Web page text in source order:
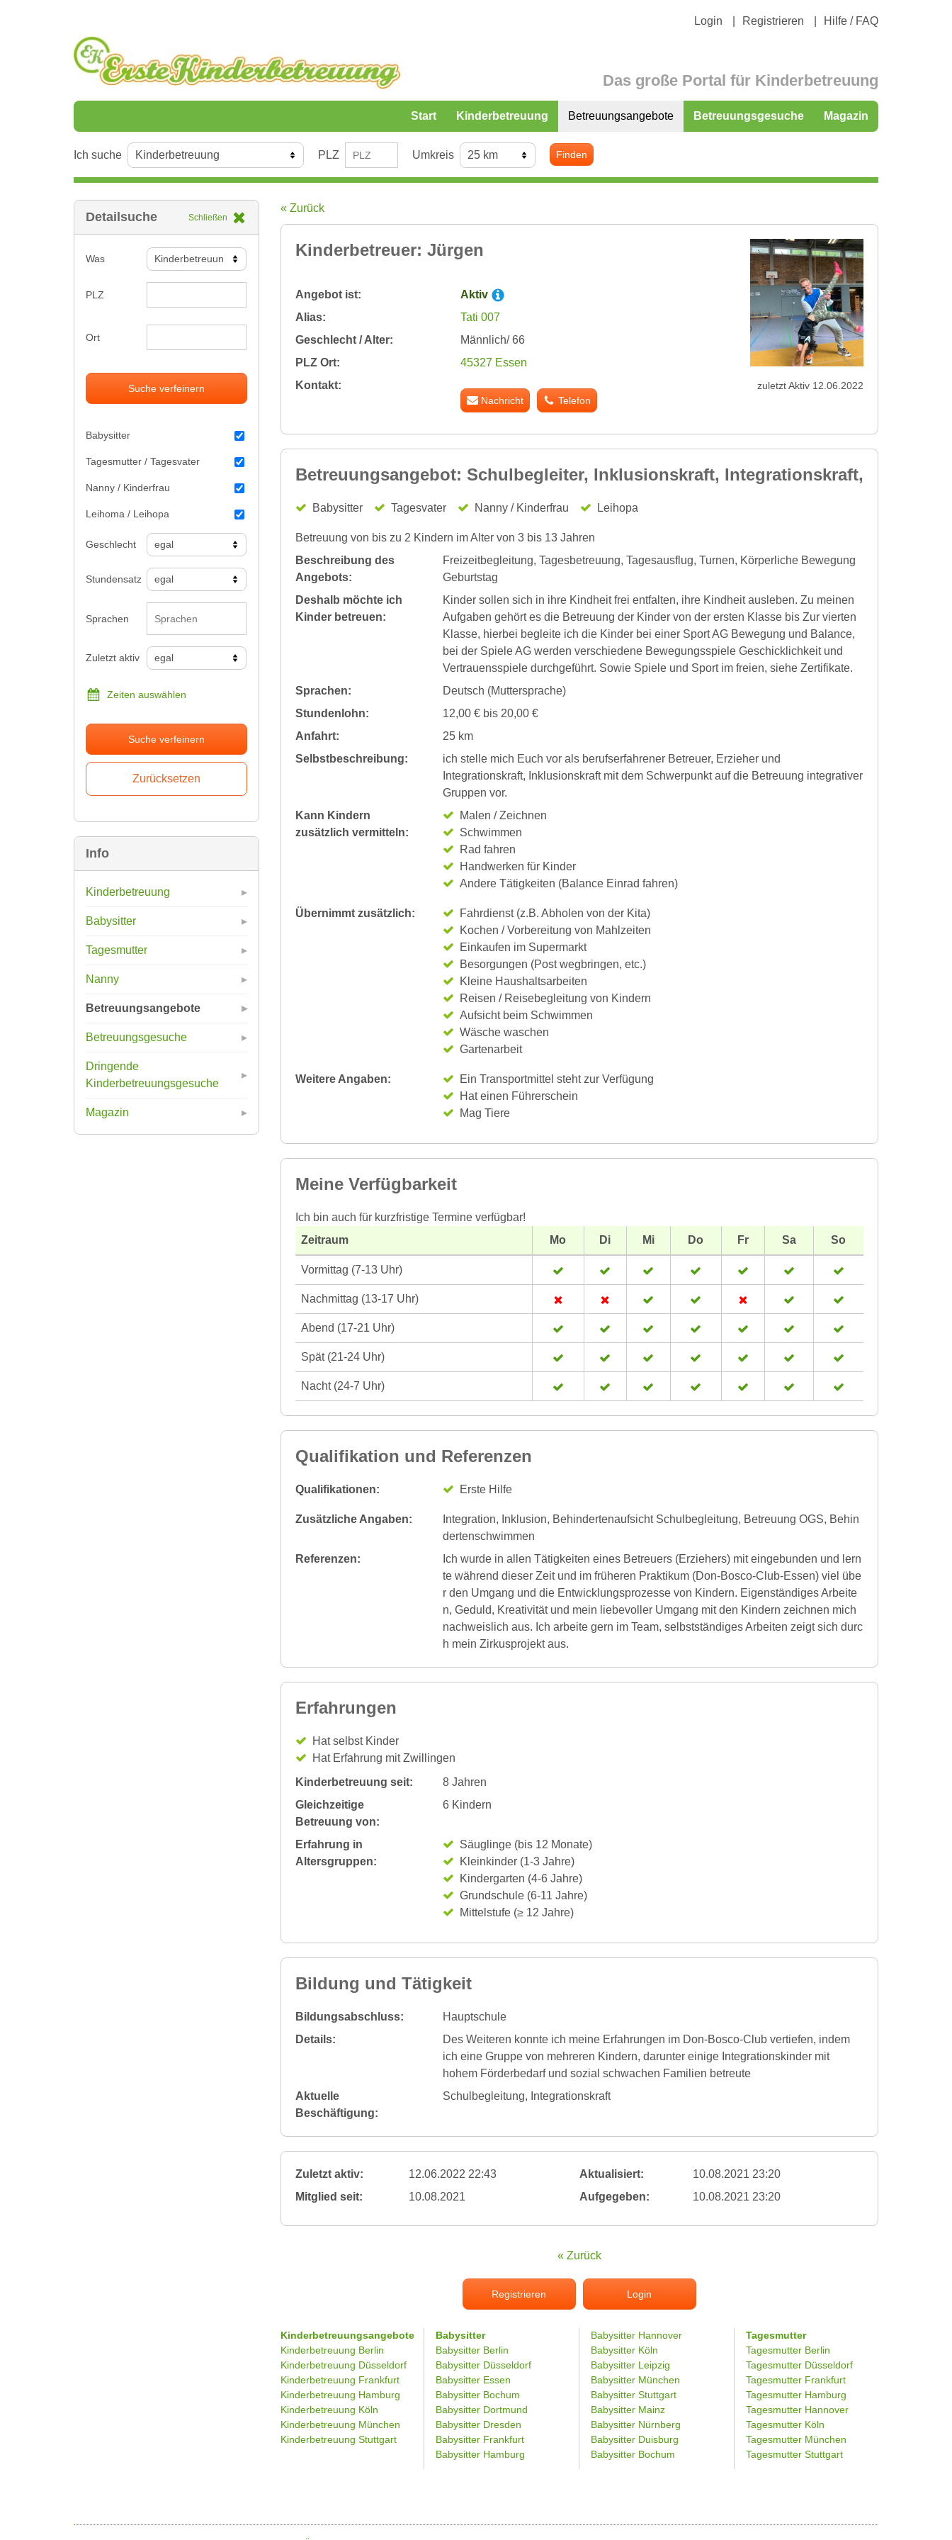
Login Registrieren Hilfe / FAQ
Das große Portal für Kinderbetreuung
Start Kinderbetreuung Betreuungsangebote Betreuungsgesuche Magazin
Ich suche PLZ Umkreis Finden
Detailsuche Schließen
Was
PLZ
Ort
Suche verfeinern
Babysitter
Tagesmutter / Tagesvater
Nanny / Kinderfrau
Leihoma / Leihopa
Geschlecht
Stundensatz
Sprachen
Zuletzt aktiv
Zeiten auswählen
Suche verfeinern
Info
Kinderbetreuung
Babysitter
Tagesmutter
Nanny
Betreuungsangebote
Betreuungsgesuche
Dringende
Kinderbetreuungsgesuche
Magazin
« Zurück
Kinderbetreuer: Jürgen
Angebot ist:
Aktiv
Alias:
Tati 007
Geschlecht / Alter:
Männlich/ 66
PLZ Ort:
45327 Essen
Kontakt:
Nachricht Telefon
zuletzt Aktiv 12.06.2022
Betreuungsangebot: Schulbegleiter, Inklusionskraft, Integrationskraft,
Babysitter Tagesvater Nanny / Kinderfrau Leihopa
Betreuung von bis zu 2 Kindern im Alter von 3 bis 13 Jahren
Beschreibung des
Angebots:
Freizeitbegleitung, Tagesbetreuung, Tagesausflug, Turnen, Körperliche Bewegung
Geburtstag
Deshalb möchte ich
Kinder betreuen:
Kinder sollen sich in ihre Kindheit frei entfalten, ihre Kindheit ausleben. Zu meinen
Aufgaben gehört es die Betreuung der Kinder von der ersten Klasse bis Zur vierten
Klasse, hierbei begleite ich die Kinder bei einer Sport AG Bewegung und Balance,
bei der Spiele AG werden verschiedene Bewegungsspiele Geschicklichkeit und
Vertrauensspiele durchgeführt. Sowie Spiele und Sport im freien, siehe Zertifikate.
Sprachen:
Deutsch (Muttersprache)
Stundenlohn:
12,00 € bis 20,00 €
Anfahrt:
25 km
Selbstbeschreibung:
ich stelle mich Euch vor als berufserfahrener Betreuer, Erzieher und
Integrationskraft, Inklusionskraft mit dem Schwerpunkt auf die Betreuung integrativer
Gruppen vor.
Kann Kindern
zusätzlich vermitteln:
Malen / Zeichnen
Schwimmen
Rad fahren
Handwerken für Kinder
Andere Tätigkeiten (Balance Einrad fahren)
Übernimmt zusätzlich:
Fahrdienst (z.B. Abholen von der Kita)
Kochen / Vorbereitung von Mahlzeiten
Einkaufen im Supermarkt
Besorgungen (Post wegbringen, etc.)
Kleine Haushaltsarbeiten
Reisen / Reisebegleitung von Kindern
Aufsicht beim Schwimmen
Wäsche waschen
Gartenarbeit
Weitere Angaben:
Ein Transportmittel steht zur Verfügung
Hat einen Führerschein
Mag Tiere
Meine Verfügbarkeit
Ich bin auch für kurzfristige Termine verfügbar!
Zeitraum
Mo Di Mi Do Fr Sa So
Vormittag (7-13 Uhr)
Nachmittag (13-17 Uhr)
Abend (17-21 Uhr)
Spät (21-24 Uhr)
Nacht (24-7 Uhr)
Qualifikation und Referenzen
Qualifikationen: Erste Hilfe
Zusätzliche Angaben:
Integration, Inklusion, Behindertenaufsicht Schulbegleitung, Betreuung OGS, Behin
dertenschwimmen
Referenzen:
Ich wurde in allen Tätigkeiten eines Betreuers (Erziehers) mit eingebunden und lern
te während dieser Zeit und im früheren Praktikum (Don-Bosco-Club-Essen) viel übe
r den Umgang und die Entwicklungsprozesse von Kindern. Eigenständiges Arbeite
n, Geduld, Kreativität und mein liebevoller Umgang mit den Kindern zeichnen mich
nachweislich aus. Ich arbeite gern im Team, selbstständiges Arbeiten zeigt sich durc
h mein Zirkusprojekt aus.
Erfahrungen
Hat selbst Kinder
Hat Erfahrung mit Zwillingen
Kinderbetreuung seit:
8 Jahren
Gleichzeitige
Betreuung von:
6 Kindern
Erfahrung in
Altersgruppen:
Säuglinge (bis 12 Monate)
Kleinkinder (1-3 Jahre)
Kindergarten (4-6 Jahre)
Grundschule (6-11 Jahre)
Mittelstufe (≥ 12 Jahre)
Bildung und Tätigkeit
Bildungsabschluss:
Hauptschule
Details:
Des Weiteren konnte ich meine Erfahrungen im Don-Bosco-Club vertiefen, indem
ich eine Gruppe von mehreren Kindern, darunter einige Integrationskinder mit
hohem Förderbedarf und sozial schwachen Familien betreute
Aktuelle
Beschäftigung:
Schulbegleitung, Integrationskraft
Zuletzt aktiv: 12.06.2022 22:43 Aktualisiert:
10.08.2021 23:20
Mitglied seit:
10.08.2021 Aufgegeben: 10.08.2021 23:20
« Zurück
Registrieren Login
Kinderbetreuungsangebote
Kinderbetreuung Berlin
Kinderbetreuung Düsseldorf
Kinderbetreuung Frankfurt
Kinderbetreuung Hamburg
Kinderbetreuung Köln
Kinderbetreuung München
Kinderbetreuung Stuttgart
Babysitter
Babysitter Berlin
Babysitter Düsseldorf
Babysitter Essen
Babysitter Bochum
Babysitter Dortmund
Babysitter Dresden
Babysitter Frankfurt
Babysitter Hamburg
Babysitter Hannover
Babysitter Köln
Babysitter Leipzig
Babysitter München
Babysitter Stuttgart
Babysitter Mainz
Babysitter Nürnberg
Babysitter Duisburg
Babysitter Bochum
Tagesmutter
Tagesmutter Berlin
Tagesmutter Düsseldorf
Tagesmutter Frankfurt
Tagesmutter Hamburg
Tagesmutter Hannover
Tagesmutter Köln
Tagesmutter München
Tagesmutter Stuttgart